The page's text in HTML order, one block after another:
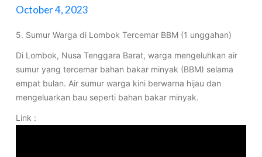
October 4, 2023
5. Sumur Warga di Lombok Tercemar BBM (1 unggahan)
Di Lombok, Nusa Tenggara Barat, warga mengeluhkan air
sumur yang tercemar bahan bakar minyak (BBM) selama
empat bulan. Air sumur warga kini berwarna hijau dan
mengeluarkan bau seperti bahan bakar minyak.
Link :